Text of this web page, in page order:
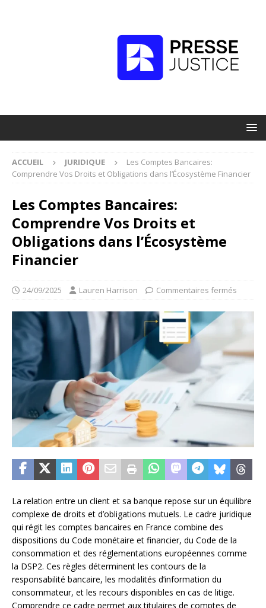
ACCUEIL JURIDIQUE
Les Comptes Bancaires:
Comprendre Vos Droits et Obligations dans l’Écosystème Financier
Les Comptes Bancaires:
Comprendre Vos Droits et
Obligations dans l’Écosystème
Financier
24/09/2025 Lauren Harrison Commentaires fermés
La relation entre un client et sa banque repose sur un équilibre
complexe de droits et d’obligations mutuels. Le cadre juridique
qui régit les comptes bancaires en France combine des
dispositions du Code monétaire et financier, du Code de la
consommation et des réglementations européennes comme
la DSP2. Ces règles déterminent les contours de la
responsabilité bancaire, les modalités d’information du
consommateur, et les recours disponibles en cas de litige.
Comprendre ce cadre permet aux titulaires de comptes de